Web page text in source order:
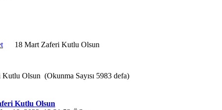
18 Mart Zaferi Kutlu Olsun
Olsun (Okunma Sayısı 5983 defa)
Kutlu Olsun